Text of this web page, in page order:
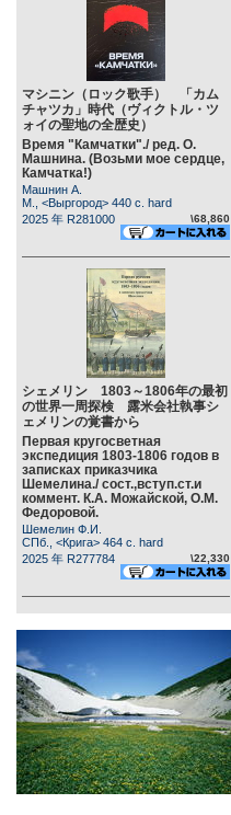
マシニン（ロック歌手） 「カム
チャツカ」時代（ヴィクトル・ツ
ォイの聖地の全歴史）
Время "Камчатки"./ ред. О.
Машнина. (Возьми мое сердце,
Камчатка!)
Машнин А.
М., <Выргород> 440 c. hard
2025 年 R281000
\68,860
シェメリン 1803～1806年の最初
の世界一周探検 露米会社執事シ
ェメリンの覚書から
Первая кругосветная
экспедиция 1803-1806 годов в
записках приказчика
Шемелина./ сост.,вступ.ст.и
коммент. К.А. Можайской, О.М.
Федоровой.
Шемелин Ф.И.
СПб., <Крига> 464 c. hard
2025 年 R277784
\22,330